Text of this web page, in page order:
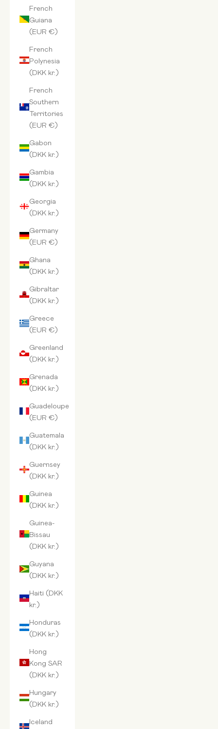
French
Guiana
(EUR €)
French
Polynesia
(DKK kr.)
French
Southern
Territories
(EUR €)
Gabon
(DKK kr.)
Gambia
(DKK kr.)
Georgia
(DKK kr.)
Germany
(EUR €)
Ghana
(DKK kr.)
Gibraltar
(DKK kr.)
Greece
(EUR €)
Greenland
(DKK kr.)
Grenada
(DKK kr.)
Guadeloupe
(EUR €)
Guatemala
(DKK kr.)
Guernsey
(DKK kr.)
Guinea
(DKK kr.)
Guinea-
Bissau
(DKK kr.)
Guyana
(DKK kr.)
Haiti (DKK
kr.)
Honduras
(DKK kr.)
Hong
Kong SAR
(DKK kr.)
Hungary
(DKK kr.)
Iceland